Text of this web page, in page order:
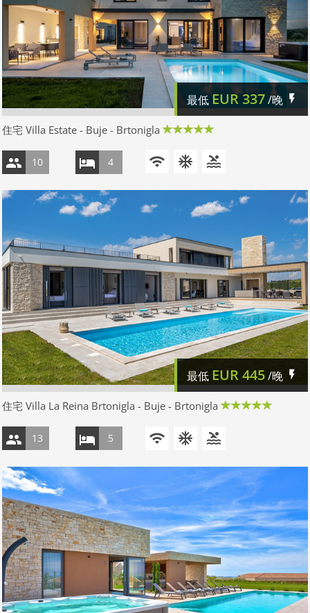
最低EUR337/晚
住宅 Villa Estate - Buje - Brtonigla
10 4
最低 EUR445/晚
住宅 Villa La Reina Brtonigla - Buje - Brtonigla
13 5